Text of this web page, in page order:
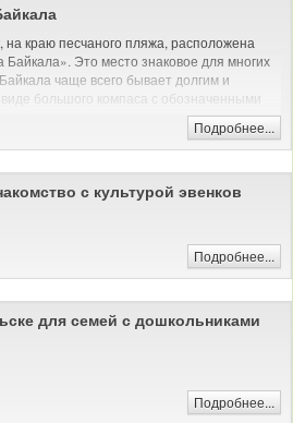
на краю песчаного пляжа, расположена
Это место знаковое для многих
чаще всего бывает долгим и
большого компаса с обозначенными
точки обязательно нужно запечатлеть
Подробнее...
с культурой эвенков
Подробнее...
для семей с дошкольниками
Подробнее...